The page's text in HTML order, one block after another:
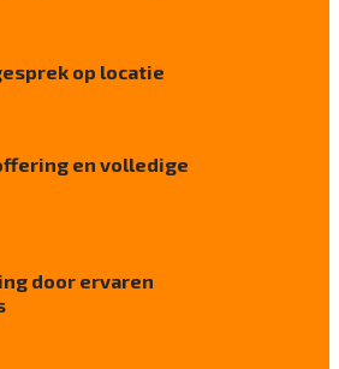
op locatie
en volledige
door ervaren